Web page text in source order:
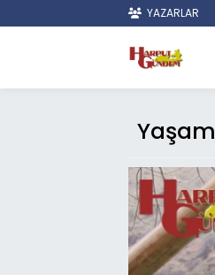
YAZARLAR
Yaşam